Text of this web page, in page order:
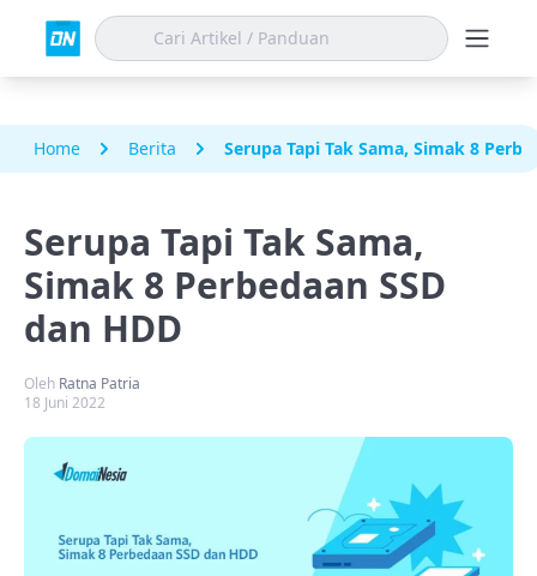
Home Berita Serupa Tapi Tak Sama, Simak 8
Serupa Tapi Tak Sama,
Simak 8 Perbedaan SSD
dan HDD
Oleh Ratna Patria
18 Juni 2022